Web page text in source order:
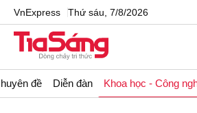
VnExpress Thứ sáu, 7/8/2026
đề Diễn đàn Khoa học - Công